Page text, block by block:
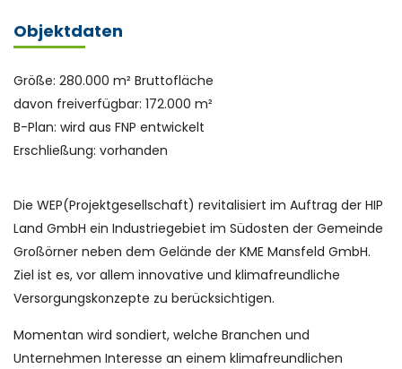
Objektdaten
Größe: 280.000 m² Bruttofläche
davon freiverfügbar: 172.000 m²
B-Plan: wird aus FNP entwickelt
Erschließung: vorhanden
Die WEP(Projektgesellschaft) revitalisiert im Auftrag der HIP
Land GmbH ein Industriegebiet im Südosten der Gemeinde
Großörner neben dem Gelände der KME Mansfeld GmbH.
Ziel ist es, vor allem innovative und klimafreundliche
Versorgungskonzepte zu berücksichtigen.
Momentan wird sondiert, welche Branchen und
Unternehmen Interesse an einem klimafreundlichen